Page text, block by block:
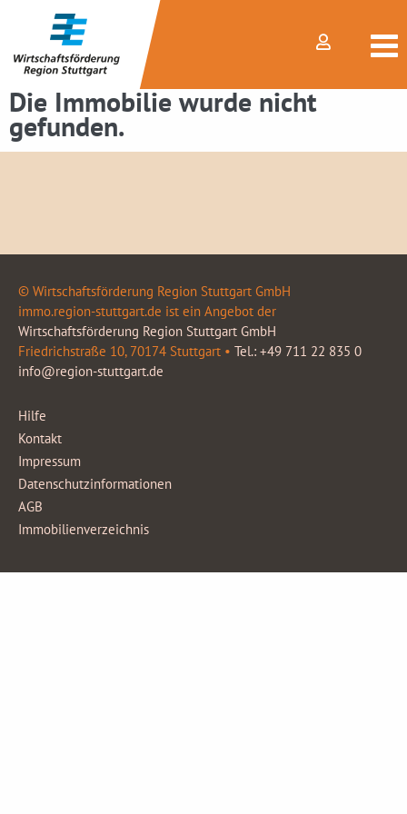
Die Immobilie wurde nicht
gefunden.
© Wirtschaftsförderung Region Stuttgart GmbH
immo.region-stuttgart.de ist ein Angebot der
Wirtschaftsförderung Region Stuttgart GmbH
Friedrichstraße 10, 70174 Stuttgart • Tel.: +49 711 22 835 0
info@region-stuttgart.de
Hilfe
Kontakt
Impressum
Datenschutzinformationen
AGB
Immobilienverzeichnis